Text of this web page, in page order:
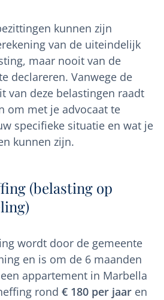
kunnen zijn
van de uiteindelijk
maar nooit van de
declareren. Vanwege de
van deze belastingen raadt
om met je advocaat te
specifieke situatie en wat je
kunnen zijn.
(belasting op
wordt door de gemeente
en is om de 6 maanden
appartement in Marbella
rond € 180 per jaar en